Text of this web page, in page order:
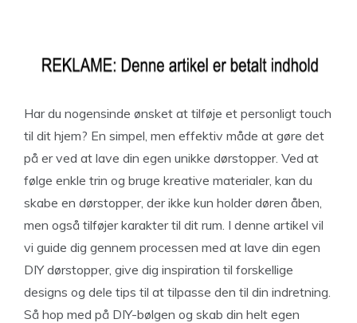
Har du nogensinde ønsket at tilføje et personligt touch
til dit hjem? En simpel, men effektiv måde at gøre det
på er ved at lave din egen unikke dørstopper. Ved at
følge enkle trin og bruge kreative materialer, kan du
skabe en dørstopper, der ikke kun holder døren åben,
men også tilføjer karakter til dit rum. I denne artikel vil
vi guide dig gennem processen med at lave din egen
DIY dørstopper, give dig inspiration til forskellige
designs og dele tips til at tilpasse den til din indretning.
Så hop med på DIY-bølgen og skab din helt egen